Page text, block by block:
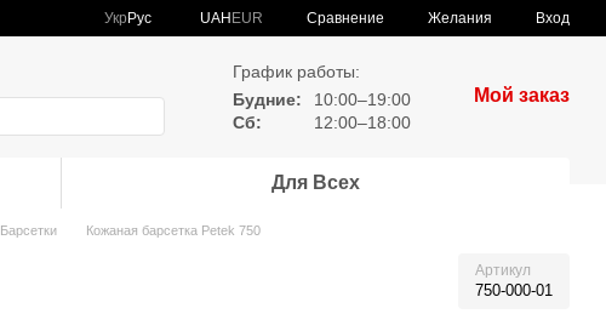
Укр Рус UAH EUR Сравнение Желания Вход
График работы:
Будние:
10:00–19:00
Сб:
12:00–18:00
Мой заказ
Для Всех
Барсетки Кожаная барсетка Petek 750
Артикул
750-000-01